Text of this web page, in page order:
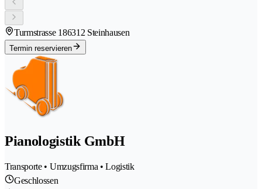
Turmstrasse 186312 Steinhausen
Termin reservieren
Pianologistik GmbH
Transporte • Umzugsfirma • Logistik
Geschlossen